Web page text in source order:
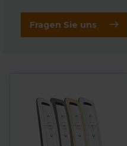
Fragen Sie uns